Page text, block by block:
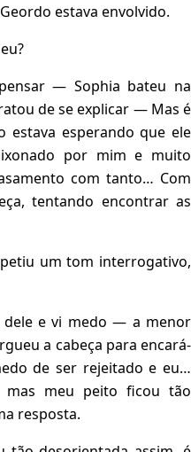
estava envolvido.
— Sophia bateu na
de se explicar — Mas é
estava esperando que ele
por mim e muito
com tanto… Com
tentando encontrar as
um tom interrogativo,
e vi medo — a menor
a cabeça para encará-
de ser rejeitado e eu…
meu peito ficou tão
resposta.